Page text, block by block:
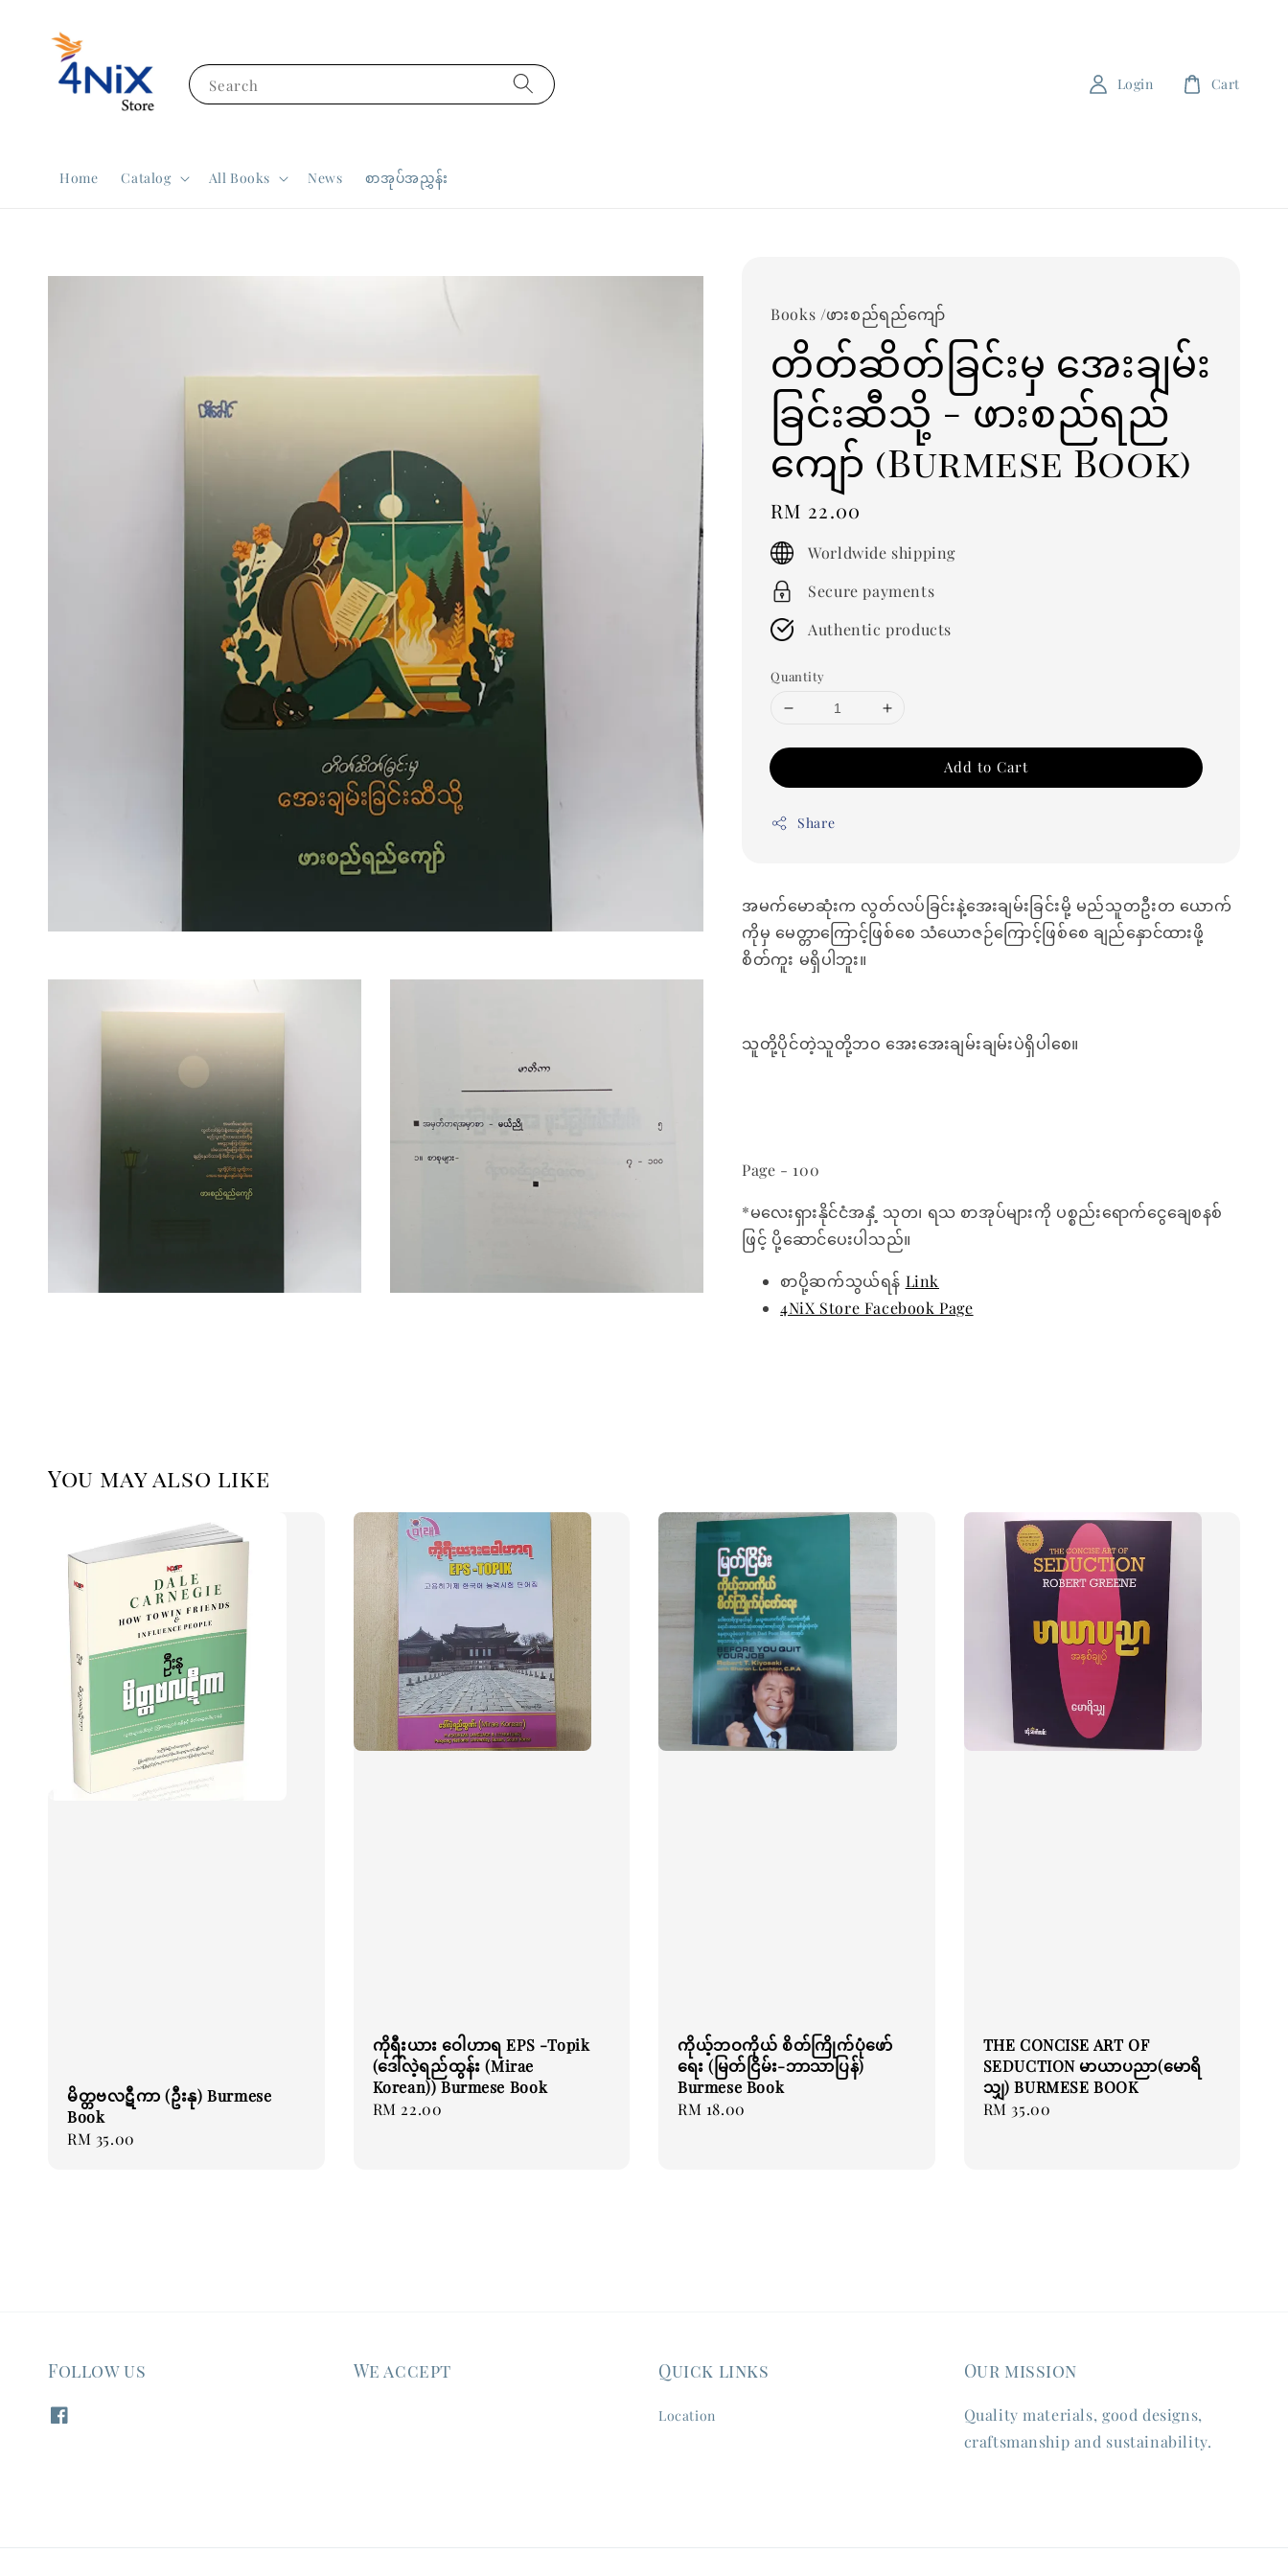
Search
Home Catalog All Books News စာအုပ်အညွှန်း
Login Cart
Books /ဖားစည်ရည်ကျော်
တိတ်ဆိတ်ခြင်းမှ အေးချမ်း
ခြင်းဆီသို့ - ဖားစည်ရည်
ကျော် (Burmese Book)
Regular
price
RM 22.00
Worldwide shipping
Secure payments
Authentic products
Quantity
Add to Cart
Share
အမက်မောဆုံးက လွတ်လပ်ခြင်းနဲ့အေးချမ်းခြင်းမို့ မည်သူတဦးတ ယောက်
ကိုမှ မေတ္တာကြောင့်ဖြစ်စေ သံယောဇဉ်ကြောင့်ဖြစ်စေ ချည်နှောင်ထားဖို့
စိတ်ကူး မရှိပါဘူး။
သူတို့ပိုင်တဲ့သူတို့ဘဝ အေးအေးချမ်းချမ်းပဲရှိပါစေ။
Page - 100
*မလေးရှားနိုင်ငံအနှံ့ သုတ၊ ရသ စာအုပ်များကို ပစ္စည်းရောက်ငွေချေစနစ်
ဖြင့် ပို့ဆောင်ပေးပါသည်။
စာပို့ဆက်သွယ်ရန် Link
4NiX Store Facebook Page
You may also like
မိတ္တဗလဋီကာ (ဦးနု) Burmese
Book
Regular
RM 35.00
ကိုရီးယား ဝေါဟာရ EPS -Topik
(ဒေါ်လဲ့ရည်ထွန်း (Mirae
Korean)) Burmese Book
Regular
RM 22.00
ကိုယ့်ဘဝကိုယ် စိတ်ကြိုက်ပုံဖော်
ရေး (မြတ်ငြိမ်း-ဘာသာပြန်)
Burmese Book
Regular
RM 18.00
THE CONCISE ART OF
SEDUCTION မာယာပညာ(မောရိ
သျှ) BURMESE BOOK
Regular
RM 35.00
Follow us We accept Quick links
Location
Our mission
Quality materials, good designs,
craftsmanship and sustainability.